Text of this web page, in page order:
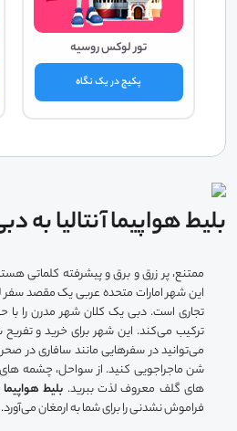
تور لوکس روسیه
پکیج در یک نگاه
بلیط هواپیما آنتالیا به
ممتنع، پر زرق و برق و پیشرفته کلماتی
این شهر امارات متحده عربی یک مقصد
تجاری است. دبی یک کلان شهر مدرن را با
ترکیب می‌کند. این شهر برای خرید و
می‌توانید در سفرهایی مانند سافاری در
شن ماجراجویی کنید. از سواحل، چشمه
های گلف معروف لذت ببرید. بلیط هواپیما
فراموش نشدنی را برای شما به ارمغان می‌آورد.